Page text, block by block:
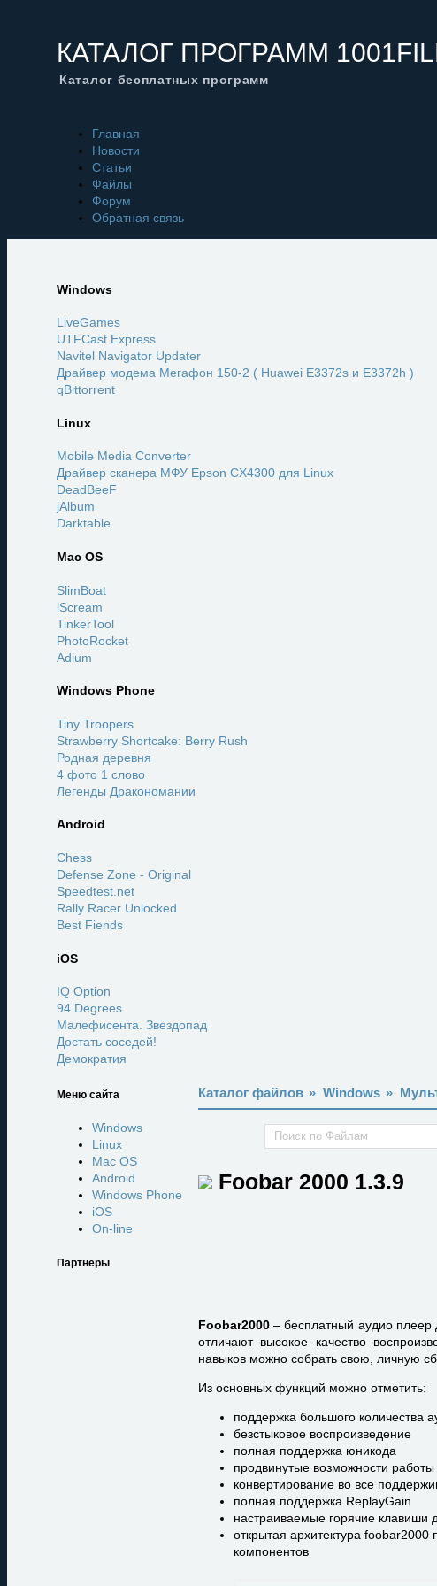
КАТАЛОГ ПРОГРАММ
Каталог бесплатных программ
Главная
Новости
Статьи
Файлы
Форум
Обратная связь
Windows
LiveGames
UTFCast Express
Navitel Navigator Updater
Драйвер модема Мегафон 150-2 ( Huawei E3372s и E3372h )
qBittorrent
Linux
Mobile Media Converter
Драйвер сканера МФУ Epson CX4300 для Linux
DeadBeeF
jAlbum
Darktable
Mac OS
SlimBoat
iScream
TinkerTool
PhotoRocket
Adium
Windows Phone
Tiny Troopers
Strawberry Shortcake: Berry Rush
Родная деревня
4 фото 1 слово
Легенды Дракономании
Android
Chess
Defense Zone - Original
Speedtest.net
Rally Racer Unlocked
Best Fiends
iOS
IQ Option
94 Degrees
Малефисента. Звездопад
Достать соседей!
Демократия
Меню сайта
Windows
Linux
Mac OS
Android
Windows Phone
iOS
On-line
Партнеры
Каталог файлов » Windows »
Foobar 2000 1.3.9
Foobar2000 – бесплатный аудио плеер
отличают высокое качество
навыков можно собрать свою, личную
Из основных функций можно отметить:
поддержка большого количества
безстыковое воспроизведение
полная поддержка юникода
продвинутые возможности работы
конвертирование во все
полная поддержка ReplayGain
настраиваемые горячие клавиши
открытая архитектура
компонентов